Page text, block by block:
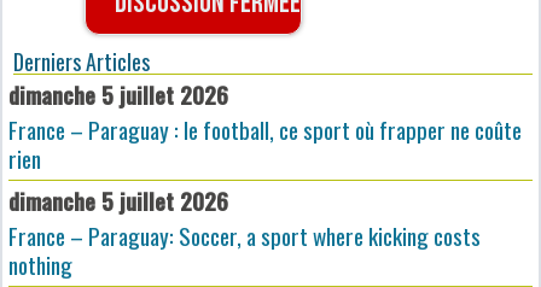
Derniers Articles
dimanche 5 juillet 2026
France – Paraguay : le football, ce sport où frapper ne coûte
rien
dimanche 5 juillet 2026
France – Paraguay: Soccer, a sport where kicking costs
nothing